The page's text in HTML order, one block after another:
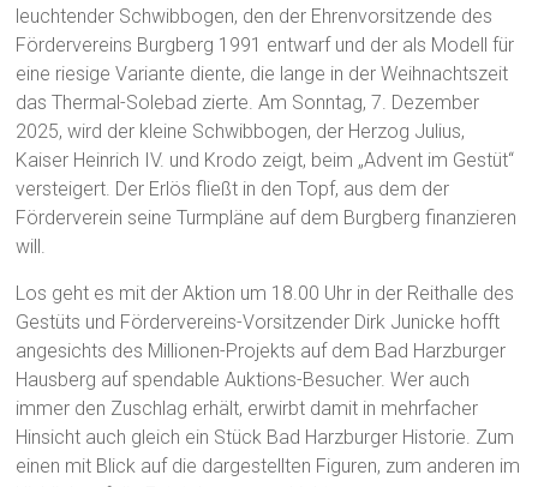
leuchtender Schwibbogen, den der Ehrenvorsitzende des
Fördervereins Burgberg 1991 entwarf und der als Modell für
eine riesige Variante diente, die lange in der Weihnachtszeit
das Thermal-Solebad zierte. Am Sonntag, 7. Dezember
2025, wird der kleine Schwibbogen, der Herzog Julius,
Kaiser Heinrich IV. und Krodo zeigt, beim „Advent im Gestüt“
versteigert. Der Erlös fließt in den Topf, aus dem der
Förderverein seine Turmpläne auf dem Burgberg finanzieren
will.
Los geht es mit der Aktion um 18.00 Uhr in der Reithalle des
Gestüts und Fördervereins-Vorsitzender Dirk Junicke hofft
angesichts des Millionen-Projekts auf dem Bad Harzburger
Hausberg auf spendable Auktions-Besucher. Wer auch
immer den Zuschlag erhält, erwirbt damit in mehrfacher
Hinsicht auch gleich ein Stück Bad Harzburger Historie. Zum
einen mit Blick auf die dargestellten Figuren, zum anderen im